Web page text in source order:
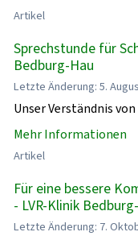
Artikel
Sprechstunde für
Bedburg-Hau
Letzte Änderung: 5.
Unser Verständnis
Mehr Informationen
Artikel
Für eine bessere
- LVR-Klinik
Letzte Änderung: 7.